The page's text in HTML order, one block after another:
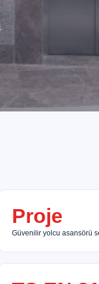
Proje
Güvenilir yolcu asansörü